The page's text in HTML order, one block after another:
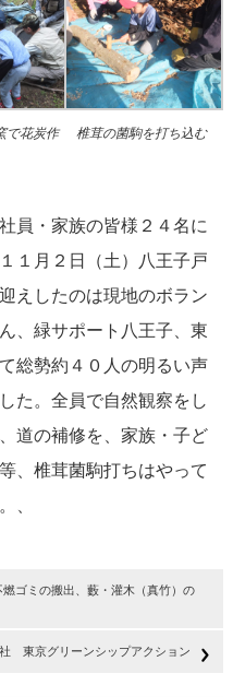
で花炭作
椎茸の菌駒を打ち込む
員・家族の皆様２４名に
１月２日（土）八王子戸
えしたのは現地のボラン
、緑サポート八王子、東
総勢約４０人の明るい声
た。全員で自然観察をし
道の補修を、家族・子ど
、椎茸菌駒打ちはやって
、
ゴミの搬出、藪・灌木（真竹）の
東京グリーンシップアクション